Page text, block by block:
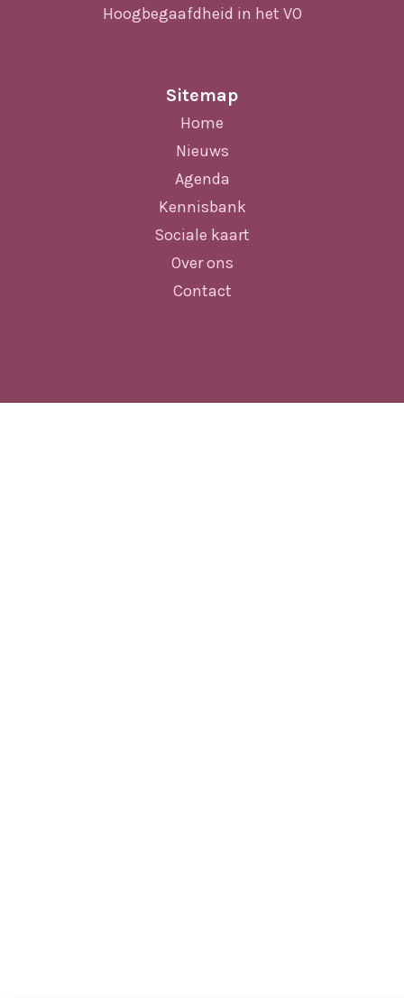
Hoogbegaafdheid in het VO
Sitemap
Home
Nieuws
Agenda
Kennisbank
Sociale kaart
Over ons
Contact